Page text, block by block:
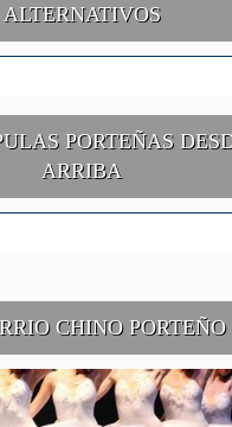
ALTERNATIVOS
PORTEÑAS
ARRIBA
CHINO PORTEÑO